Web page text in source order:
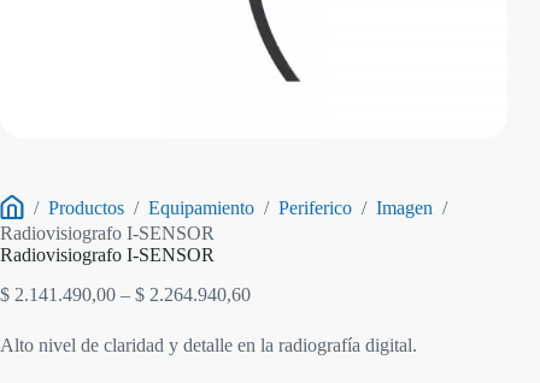
Inicio
/ Productos / Equipamiento / Periferico / Imagen /
Radiovisiografo I-SENSOR
Radiovisiografo I-SENSOR
$ 2.141.490,00 – $ 2.264.940,60Rango
precios:
desde
Alto nivel de claridad y detalle en la radiografía digital.